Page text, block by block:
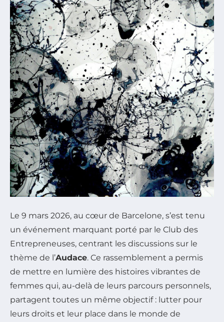
Le 9 mars 2026, au cœur de Barcelone, s’est tenu
un événement marquant porté par le Club des
Entrepreneuses, centrant les discussions sur le
thème de l’Audace. Ce rassemblement a permis
de mettre en lumière des histoires vibrantes de
femmes qui, au-delà de leurs parcours personnels,
partagent toutes un même objectif : lutter pour
leurs droits et leur place dans le monde de